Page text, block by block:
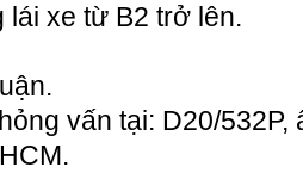
lái xe từ B2 trở lên.
vấn tại: D20/532P,